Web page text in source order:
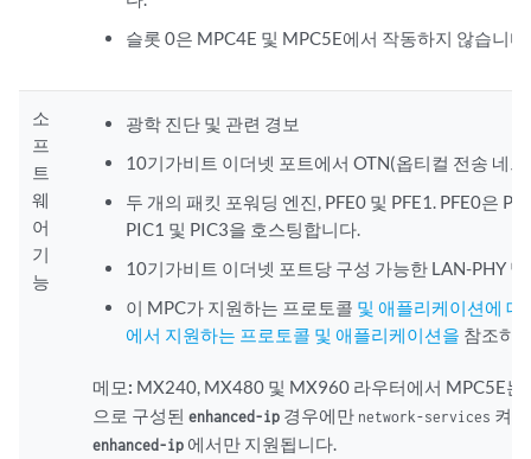
슬롯 0은 MPC4E 및 MPC5E에서 작동하지 않습니다.
소
프
트
웨
어
기
능
광학 진단 및 관련 경보
10기가비트 이더넷 포트에서 OTN(옵티컬 전송 네
두 개의 패킷 포워딩 엔진, PFE0 및 PFE1. PFE0은
PIC1 및 PIC3을 호스팅합니다.
10기가비트 이더넷 포트당 구성 가능한 LAN-PHY
이 MPC가 지원하는 프로토콜 및 애플리케이션에
에서 지원하는 프로토콜 및 애플리케이션을 참조하
메모: MX240, MX480 및 MX960 라우터에서 MPC5E는
으로 구성된enhanced-ip 경우에만 network-services 켜
enhanced-ip 에서만 지원됩니다.